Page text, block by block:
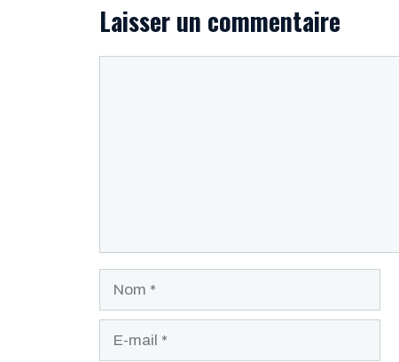
Laisser un commentaire